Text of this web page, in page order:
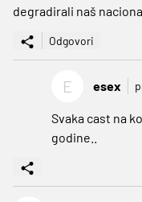
degradirali naš
Odgovori
E esex
Svaka cast na
godine..